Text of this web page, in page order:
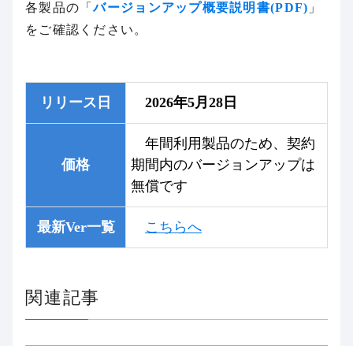
各製品の「バージョンアップ概要説明書(PDF) 」
をご確認ください。
リリース日 2026年5月28日
価格
年間利用製品のため、契約
期間内のバージョンアップは
無償です
最新Ver一覧 こちらへ
関連記事